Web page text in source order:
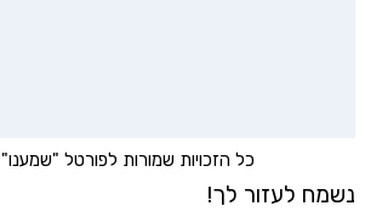
כל הזכויות שמורות לפורטל "שמענו" 2020 ©
נשמח לעזור לך!